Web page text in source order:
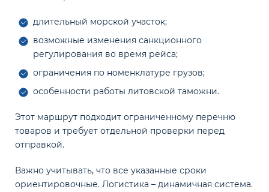
длительный морской участок;
возможные изменения санкционного
регулирования во время рейса;
ограничения по номенклатуре грузов;
особенности работы литовской таможни.
Этот маршрут подходит ограниченному перечню
товаров и требует отдельной проверки перед
отправкой.
Важно учитывать, что все указанные сроки
ориентировочные. Логистика – динамичная система.